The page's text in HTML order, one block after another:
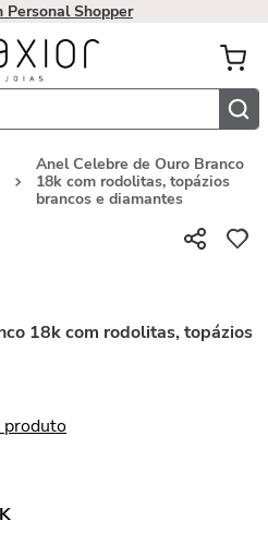
Personal Shopper
Anel Celebre de Ouro Branco
18k com rodolitas, topázios
brancos e diamantes
18k com rodolitas, topázios
produto